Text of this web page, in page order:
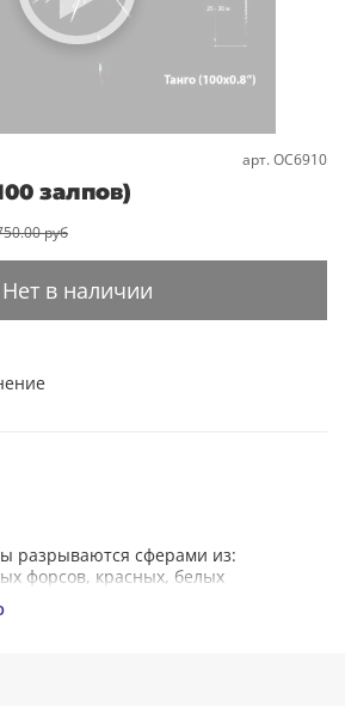
арт.ОС6910
залпов)
руб
Нет в наличии
разрываются сферами из:
форсов, красных, белых
огней;
мерцающих огней;
с зелёными огнями на концах,